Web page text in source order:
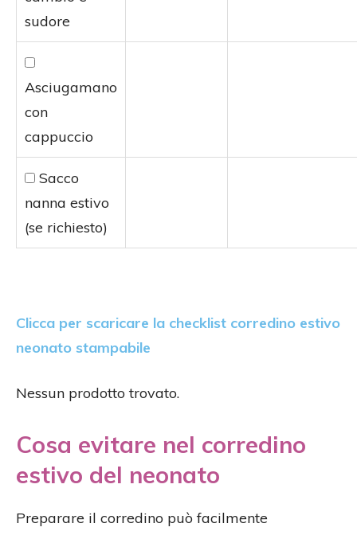
sudore
Asciugamano
con
cappuccio
Sacco
nanna estivo
(se richiesto)
Clicca per scaricare la checklist corredino estivo
neonato stampabile
Nessun prodotto trovato.
Cosa evitare nel corredino
estivo del neonato
Preparare il corredino può facilmente